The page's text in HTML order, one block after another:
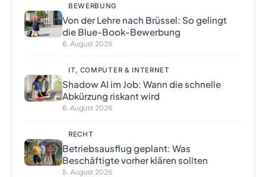
BEWERBUNG
Von der Lehre nach Brüssel: So gelingt
die Blue-Book-Bewerbung
6. August 2026
IT, COMPUTER & INTERNET
Shadow AI im Job: Wann die schnelle
Abkürzung riskant wird
6. August 2026
RECHT
Betriebsausflug geplant: Was
Beschäftigte vorher klären sollten
5. August 2026